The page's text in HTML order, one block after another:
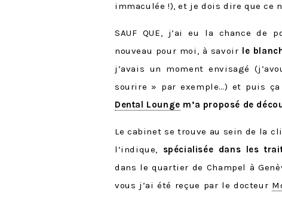
immaculée !), et je dois dire que ce
SAUF QUE, j’ai eu la chance de
nouveau pour moi, à savoir le
j’avais un moment envisagé
sourire » par exemple…) et puis
Dental Lounge m’a proposé de
Le cabinet se trouve au sein de la
l’indique, spécialisée dans les
dans le quartier de Champel à
vous j’ai été reçue par le docteur